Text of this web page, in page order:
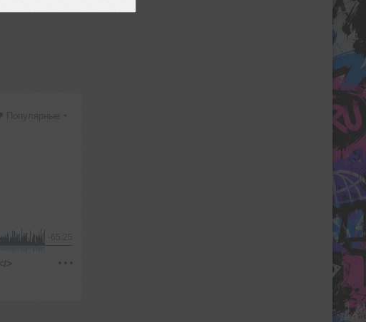
Популярные
-65:25
>